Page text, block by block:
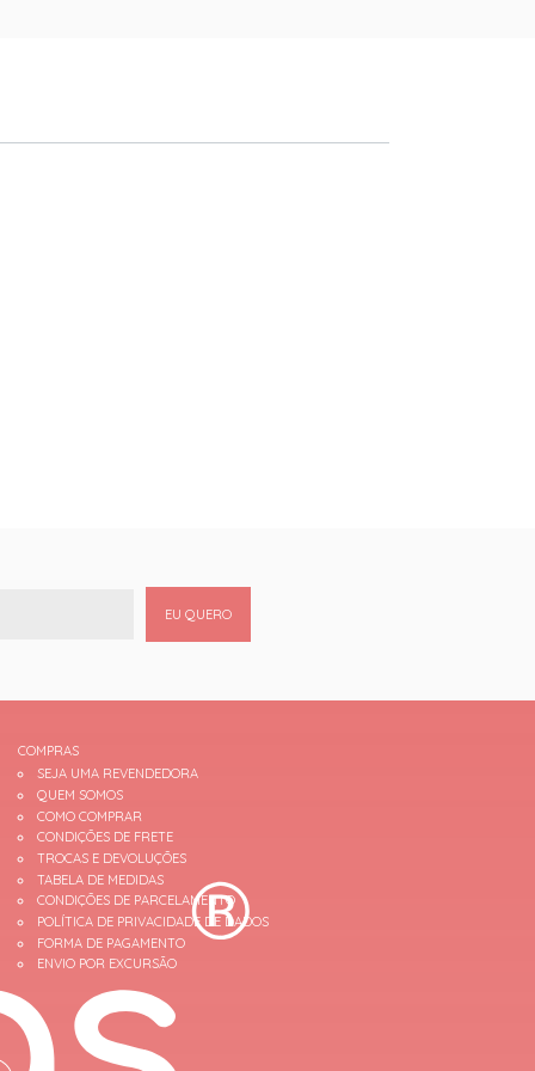
EU QUERO
COMPRAS
SEJA UMA REVENDEDORA
QUEM SOMOS
COMO COMPRAR
CONDIÇÕES DE FRETE
TROCAS E DEVOLUÇÕES
TABELA DE MEDIDAS
CONDIÇÕES DE PARCELAMENTO
POLÍTICA DE PRIVACIDADE DE DADOS
FORMA DE PAGAMENTO
ENVIO POR EXCURSÃO